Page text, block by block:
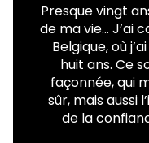
Presque vingt
de ma vie… J’ai
Belgique, où
huit ans. Ce
façonnée, qui
sûr, mais aussi
de la